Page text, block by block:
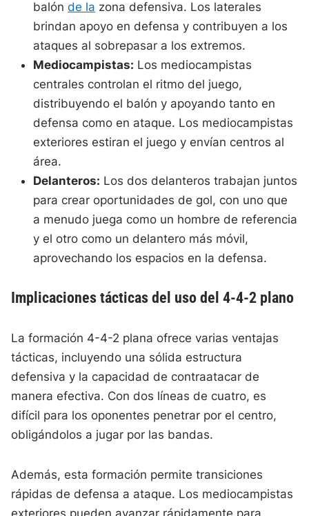
balónde la zona defensiva. Los laterales
brindan apoyo en defensa y contribuyen a los
ataques al sobrepasar a los extremos.
Mediocampistas: Los mediocampistas
centrales controlan el ritmo del juego,
distribuyendo el balón y apoyando tanto en
defensa como en ataque. Los mediocampistas
exteriores estiran el juego y envían centros al
área.
Delanteros: Los dos delanteros trabajan juntos
para crear oportunidades de gol, con uno que
a menudo juega como un hombre de referencia
y el otro como un delantero más móvil,
aprovechando los espacios en la defensa.
Implicaciones tácticas del uso del 4-4-2 plano
La formación 4-4-2 plana ofrece varias ventajas
tácticas, incluyendo una sólida estructura
defensiva y la capacidad de contraatacar de
manera efectiva. Con dos líneas de cuatro, es
difícil para los oponentes penetrar por el centro,
obligándolos a jugar por las bandas.
Además, esta formación permite transiciones
rápidas de defensa a ataque. Los mediocampistas